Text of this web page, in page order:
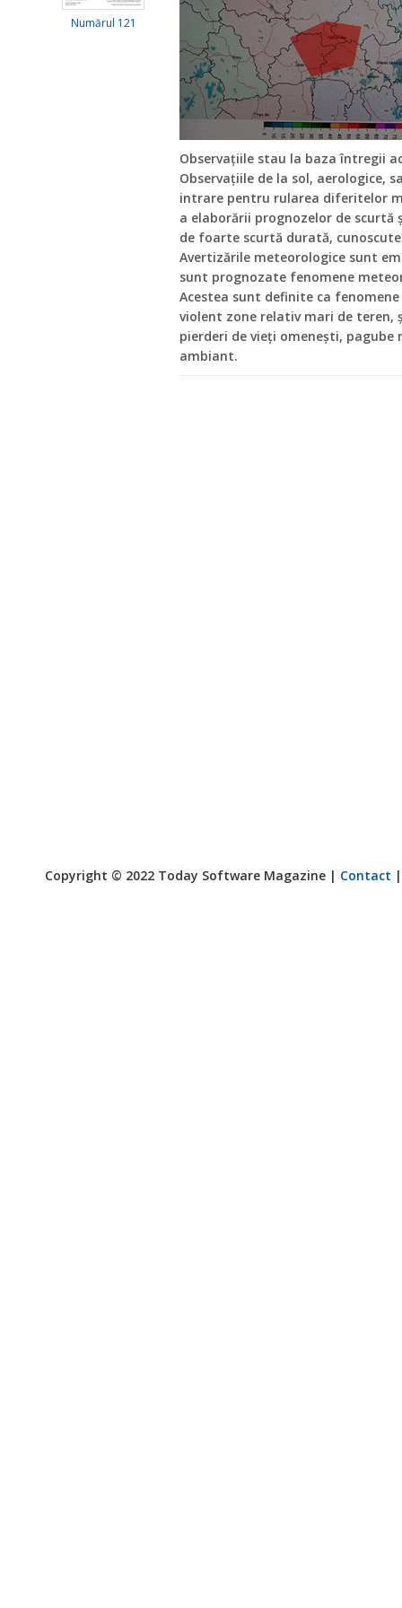
Numărul 121
Observațiile stau la baza întregii
Observațiile de la sol, aerologice,
intrare pentru rularea diferitelor
a elaborării prognozelor de scurtă
de foarte scurtă durată,
Avertizările meteorologice sunt
sunt prognozate fenomene
Acestea sunt definite ca
violent zone relativ mari de teren,
pierderi de vieți omenești,
ambiant.
Copyright © 2022 Today Software Magazine | Contact